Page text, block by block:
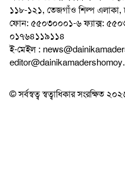
১১৮-১২১, তেজগাঁও শিল্প এলাকা,
ফোন: ৫৫০৩০০০১-৬ ফ্যাক্স:
০১৭৬৪১১৯১১৪
ই-মেইল :
© সর্বস্বত্ব স্বত্বাধিকার সংরক্ষিত